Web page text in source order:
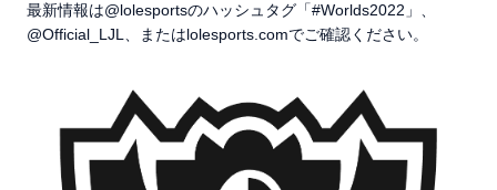
最新情報は@lolesportsのハッシュタグ「#Worlds2022」、
@Official_LJL、またはlolesports.comでご確認ください。